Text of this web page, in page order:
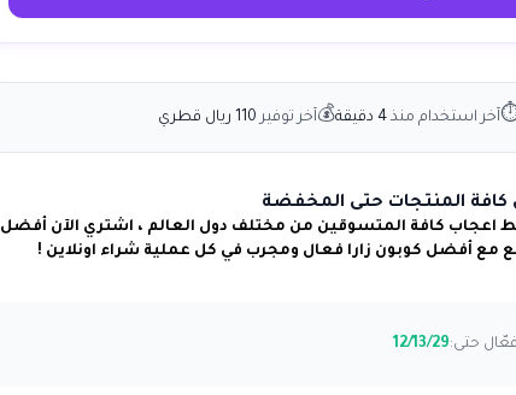
آخر استخدام منذ4 دقيقة 💰آخر توفير 110 ريال قطري
اعجاب كافة المتسوقين من مختلف دول العالم ، اشتري الآن أفضل
مع أفضل كوبون زارا فعال ومجرب في كل عملية شراء اونلاين !
فعّال حتى:12/13/29